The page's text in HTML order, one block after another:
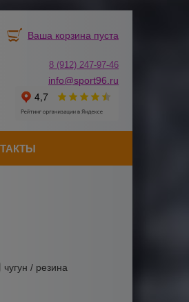
Ваша корзина пуста
8 (912) 247-97-46
info@sport96.ru
чугун / резина